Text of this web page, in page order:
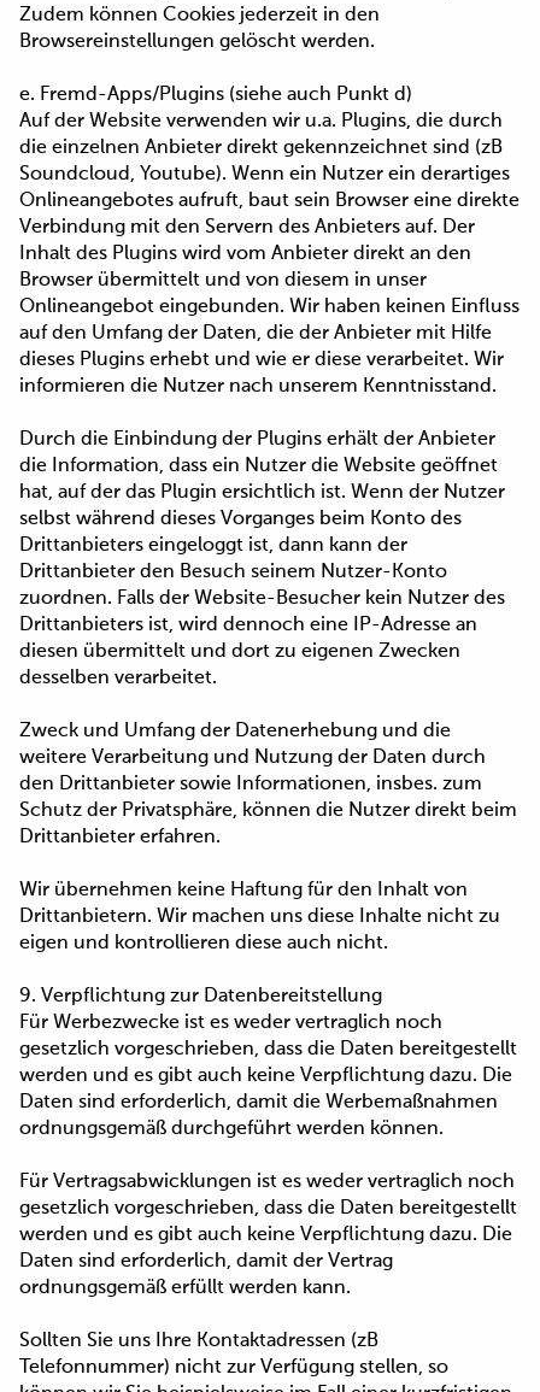
Zudem können Cookies jederzeit in den
Browsereinstellungen gelöscht werden.
e. Fremd-Apps/Plugins (siehe auch Punkt d)
Auf der Website verwenden wir u.a. Plugins, die durch
die einzelnen Anbieter direkt gekennzeichnet sind (zB
Soundcloud, Youtube). Wenn ein Nutzer ein derartiges
Onlineangebotes aufruft, baut sein Browser eine direkte
Verbindung mit den Servern des Anbieters auf. Der
Inhalt des Plugins wird vom Anbieter direkt an den
Browser übermittelt und von diesem in unser
Onlineangebot eingebunden. Wir haben keinen Einfluss
auf den Umfang der Daten, die der Anbieter mit Hilfe
dieses Plugins erhebt und wie er diese verarbeitet. Wir
informieren die Nutzer nach unserem Kenntnisstand.
Durch die Einbindung der Plugins erhält der Anbieter
die Information, dass ein Nutzer die Website geöffnet
hat, auf der das Plugin ersichtlich ist. Wenn der Nutzer
selbst während dieses Vorganges beim Konto des
Drittanbieters eingeloggt ist, dann kann der
Drittanbieter den Besuch seinem Nutzer-Konto
zuordnen. Falls der Website-Besucher kein Nutzer des
Drittanbieters ist, wird dennoch eine IP-Adresse an
diesen übermittelt und dort zu eigenen Zwecken
desselben verarbeitet.
Zweck und Umfang der Datenerhebung und die
weitere Verarbeitung und Nutzung der Daten durch
den Drittanbieter sowie Informationen, insbes. zum
Schutz der Privatsphäre, können die Nutzer direkt beim
Drittanbieter erfahren.
Wir übernehmen keine Haftung für den Inhalt von
Drittanbietern. Wir machen uns diese Inhalte nicht zu
eigen und kontrollieren diese auch nicht.
9. Verpflichtung zur Datenbereitstellung
Für Werbezwecke ist es weder vertraglich noch
gesetzlich vorgeschrieben, dass die Daten bereitgestellt
werden und es gibt auch keine Verpflichtung dazu. Die
Daten sind erforderlich, damit die Werbemaßnahmen
ordnungsgemäß durchgeführt werden können.
Für Vertragsabwicklungen ist es weder vertraglich noch
gesetzlich vorgeschrieben, dass die Daten bereitgestellt
werden und es gibt auch keine Verpflichtung dazu. Die
Daten sind erforderlich, damit der Vertrag
ordnungsgemäß erfüllt werden kann.
Sollten Sie uns Ihre Kontaktadressen (zB
Telefonnummer) nicht zur Verfügung stellen, so